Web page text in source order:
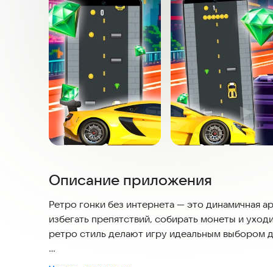
Описание приложения
Ретро гонки без интернета — это динамичная
избегать препятствий, собирать монеты и
ретро стиль делают игру идеальным выбором
Если вы ищете гонки без интернета, офлайн